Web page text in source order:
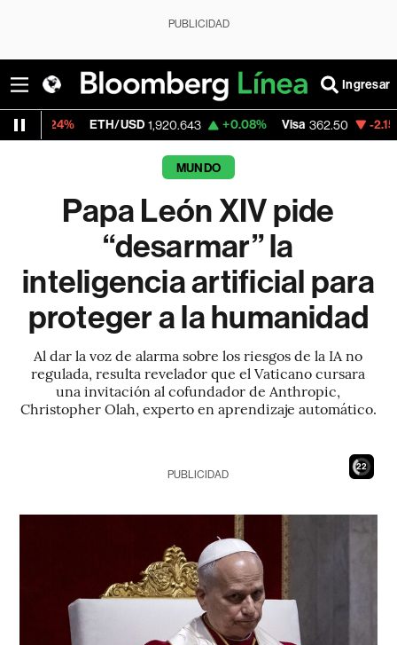
PUBLICIDAD
Ingresar
ETH/USD 1,920.643 +0.08% Visa 362.50 -2.15%
MUNDO
Papa León XIV pide
“desarmar” la
inteligencia artificial para
proteger a la humanidad
Al dar la voz de alarma sobre los riesgos de la IA no
regulada, resulta revelador que el Vaticano cursara
una invitación al cofundador de Anthropic,
Christopher Olah, experto en aprendizaje automático.
21
PUBLICIDAD